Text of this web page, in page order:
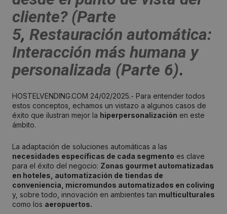
cliente? (Parte
5, Restauración automática:
Interacción más humana y
personalizada (Parte 6).
HOSTELVENDING.COM 24/02/2025.- Para entender todos
estos conceptos, echamos un vistazo a algunos casos de
éxito que ilustran mejor la hiperpersonalización en este
ámbito.
La adaptación de soluciones automáticas a las
necesidades específicas de cada segmento es clave
para el éxito del negocio: Zonas gourmet automatizadas
en hoteles, automatización de tiendas de
conveniencia, micromundos automatizados en coliving
y, sobre todo, innovación en ambientes tan multiculturales
como los aeropuertos.